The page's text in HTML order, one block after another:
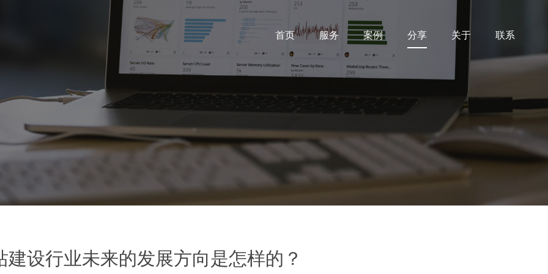
首页 服务 案例 分享 关于 联系
建设行业未来的发展方向是怎样的？